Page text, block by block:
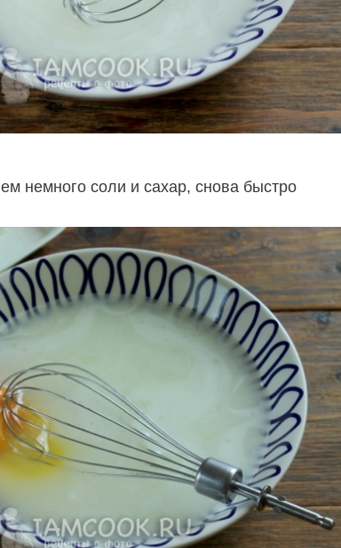
немного соли и сахар, снова быстро